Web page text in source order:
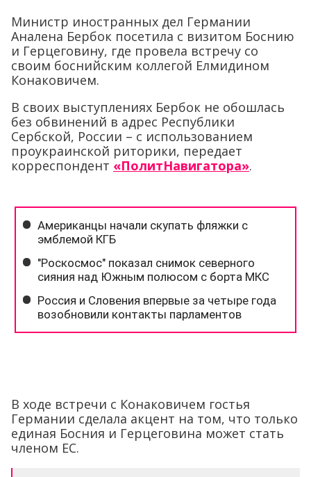
Министр иностранных дел Германии
Аналена Бербок посетила с визитом Боснию
и Герцеговину, где провела встречу со
своим боснийским коллегой Елмидином
Конаковичем.
В своих выступлениях Бербок не обошлась
без обвинений в адрес Республики
Сербской, России – с использованием
проукраинской риторики, передает
корреспондент «ПолитНавигатора».
В ходе встречи с Конаковичем гостья
Германии сделала акцент на том, что только
единая Босния и Герцеговина может стать
членом ЕС.